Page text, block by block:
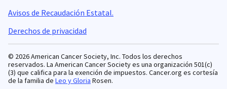
Avisos de Recaudación Estatal.
Derechos de privacidad
© 2026 American Cancer Society, Inc. Todos los derechos
reservados. La American Cancer Society es una organización 501(c)
(3) que califica para la exención de impuestos. Cancer.org es cortesía
de la familia de Leo y Gloria Rosen.